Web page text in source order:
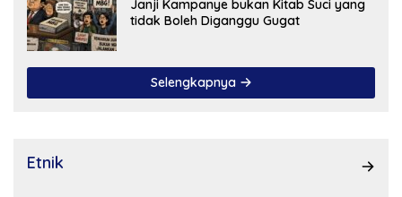
Janji Kampanye bukan Kitab Suci yang
tidak Boleh Diganggu Gugat
Selengkapnya
Etnik